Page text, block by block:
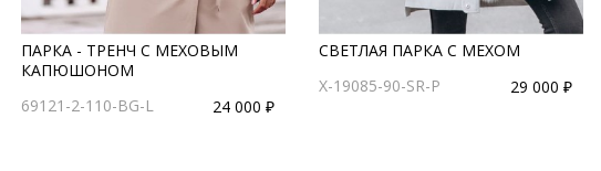
ПАРКА - ТРЕНЧ С МЕХОВЫМ
КАПЮШОНОМ
69121-2-110-BG-L
24 000 ₽
СВЕТЛАЯ ПАРКА С МЕХОМ
X-19085-90-SR-P
29 000 ₽